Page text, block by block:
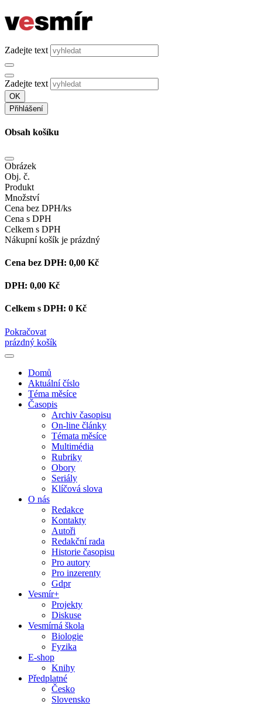
Zadejte text
Zadejte text
OK
Přihlášení
Obsah košíku
Obrázek
Obj. č.
Produkt
Množství
Cena bez DPH/ks
Cena s DPH
Celkem s DPH
Nákupní košík je prázdný
Cena bez DPH: 0,00 Kč
DPH: 0,00 Kč
Celkem s DPH: 0 Kč
Pokračovat
prázdný košík
Domů
Aktuální číslo
Téma měsíce
Časopis
Archiv časopisu
On-line články
Témata měsíce
Multimédia
Rubriky
Obory
Seriály
Klíčová slova
O nás
Redakce
Kontakty
Autoři
Redakční rada
Historie časopisu
Pro autory
Pro inzerenty
Gdpr
Vesmír+
Projekty
Diskuse
Vesmírná škola
Biologie
Fyzika
E-shop
Knihy
Předplatné
Česko
Slovensko